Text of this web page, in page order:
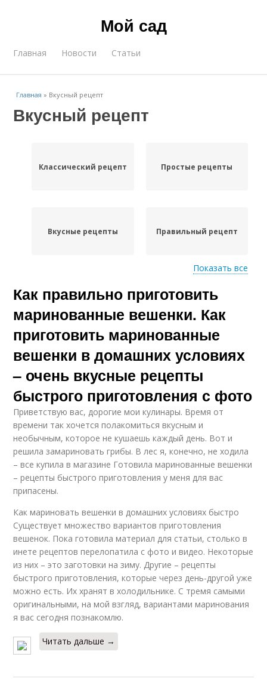
Мой сад
Главная Новости Статьи
Главная » Вкусный рецепт
Вкусный рецепт
Классический рецепт Простые рецепты
Вкусные рецепты Правильный рецепт
Классические
рецепты
Старинный рецепт
Рецепт без варки Вкусная закуска
Пошаговые рецепты
Рецепт на литровую
банку
Вкусный горлодер
Рецепт с варкой Пошаговый рецепт
Рецепт с фото
Рецепт через
Показать все
Как правильно приготовить
маринованные вешенки. Как
приготовить маринованные
вешенки в домашних условиях
– очень вкусные рецепты
быстрого приготовления с фото
Приветствую вас, дорогие мои кулинары. Время от
времени так хочется полакомиться вкусным и
необычным, которое не кушаешь каждый день. Вот и
решила замариновать грибы. В лес я, конечно, не ходила
– все купила в магазине Готовила маринованные вешенки
– рецепты быстрого приготовления у меня для вас
припасены.
Как мариновать вешенки в домашних условиях быстро
Существует множество вариантов приготовления
вешенок. Пока готовила материал для статьи, столько в
инете рецептов перелопатила с фото и видео. Некоторые
из них – это заготовки на зиму. Другие – рецепты
быстрого приготовления, которые через день-другой уже
можно есть. Их хранят в холодильнике. С тремя самыми
оригинальными, на мой взгляд, вариантами маринования
я вас сегодня познакомлю.
Читать дальше →